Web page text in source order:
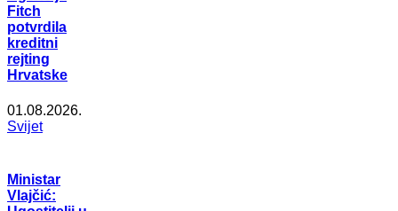
Fitch
potvrdila
kreditni
rejting
Hrvatske
01.08.2026.
Svijet
Ministar
Vlajčić: